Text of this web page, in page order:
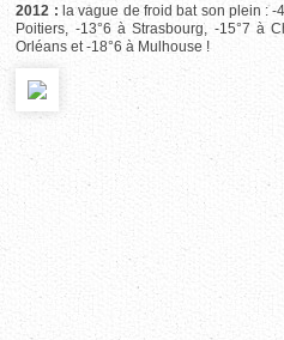
2012 : la vague de froid bat son plein : -
Poitiers, -13°6 à Strasbourg, -15°7 à
Orléans et -18°6 à Mulhouse !